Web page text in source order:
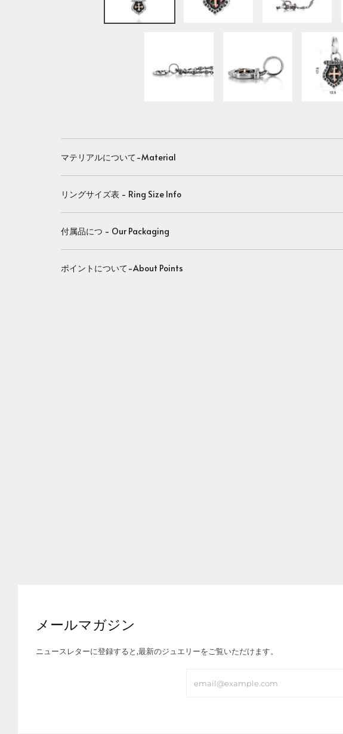
マテリアルについて-Material
リングサイズ表 - Ring Size Info
付属品につ - Our Packaging
ポイントについて-About Points
メールマガジン
ニュースレターに登録すると,最新のジュエリーをご覧いただけます。